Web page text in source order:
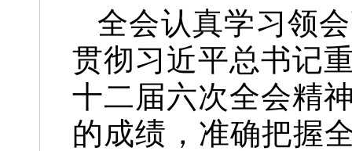
全会认真学习领
贯彻习近平总书记
十二届六次全会精
的成绩，准确把握